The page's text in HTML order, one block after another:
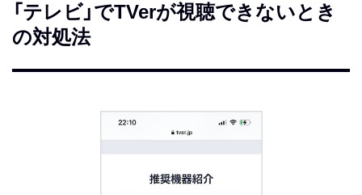
「テレビ」でTVerが視聴できないとき
の対処法